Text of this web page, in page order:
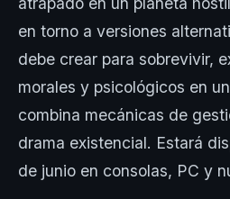
en torno a versiones
debe crear para sobrevivir,
morales y psicológicos en
combina mecánicas de
drama existencial. Estará
de junio en consolas, PC y